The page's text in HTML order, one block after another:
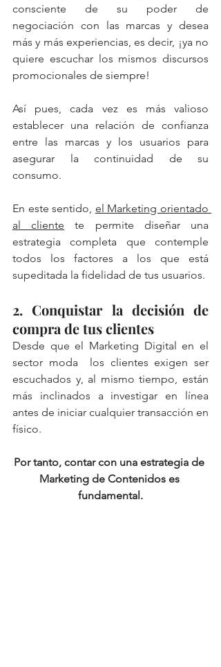
consciente de su poder de
negociación con las marcas y desea
más y más experiencias, es decir, ¡ya no
quiere escuchar los mismos discursos
promocionales de siempre!
Así pues, cada vez es más valioso
establecer una relación de confianza
entre las marcas y los usuarios para
asegurar la continuidad de su
consumo.
En este sentido, el Marketing orientado
al cliente te permite diseñar una
estrategia completa que contemple
todos los factores a los que está
supeditada la fidelidad de tus usuarios.
2. Conquistar la decisión de
compra de tus clientes
Desde que el Marketing Digital en el
sector moda  los clientes exigen ser
escuchados y, al mismo tiempo, están
más inclinados a investigar en línea
antes de iniciar cualquier transacción en
físico.
Por tanto, contar con una estrategia de
Marketing de Contenidos es
fundamental.